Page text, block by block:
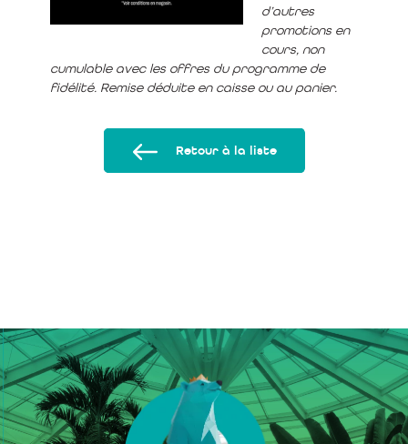
d’autres
promotions en
cours, non
cumulable avec les offres du programme de
fidélité. Remise déduite en caisse ou au panier.
Retour à la liste